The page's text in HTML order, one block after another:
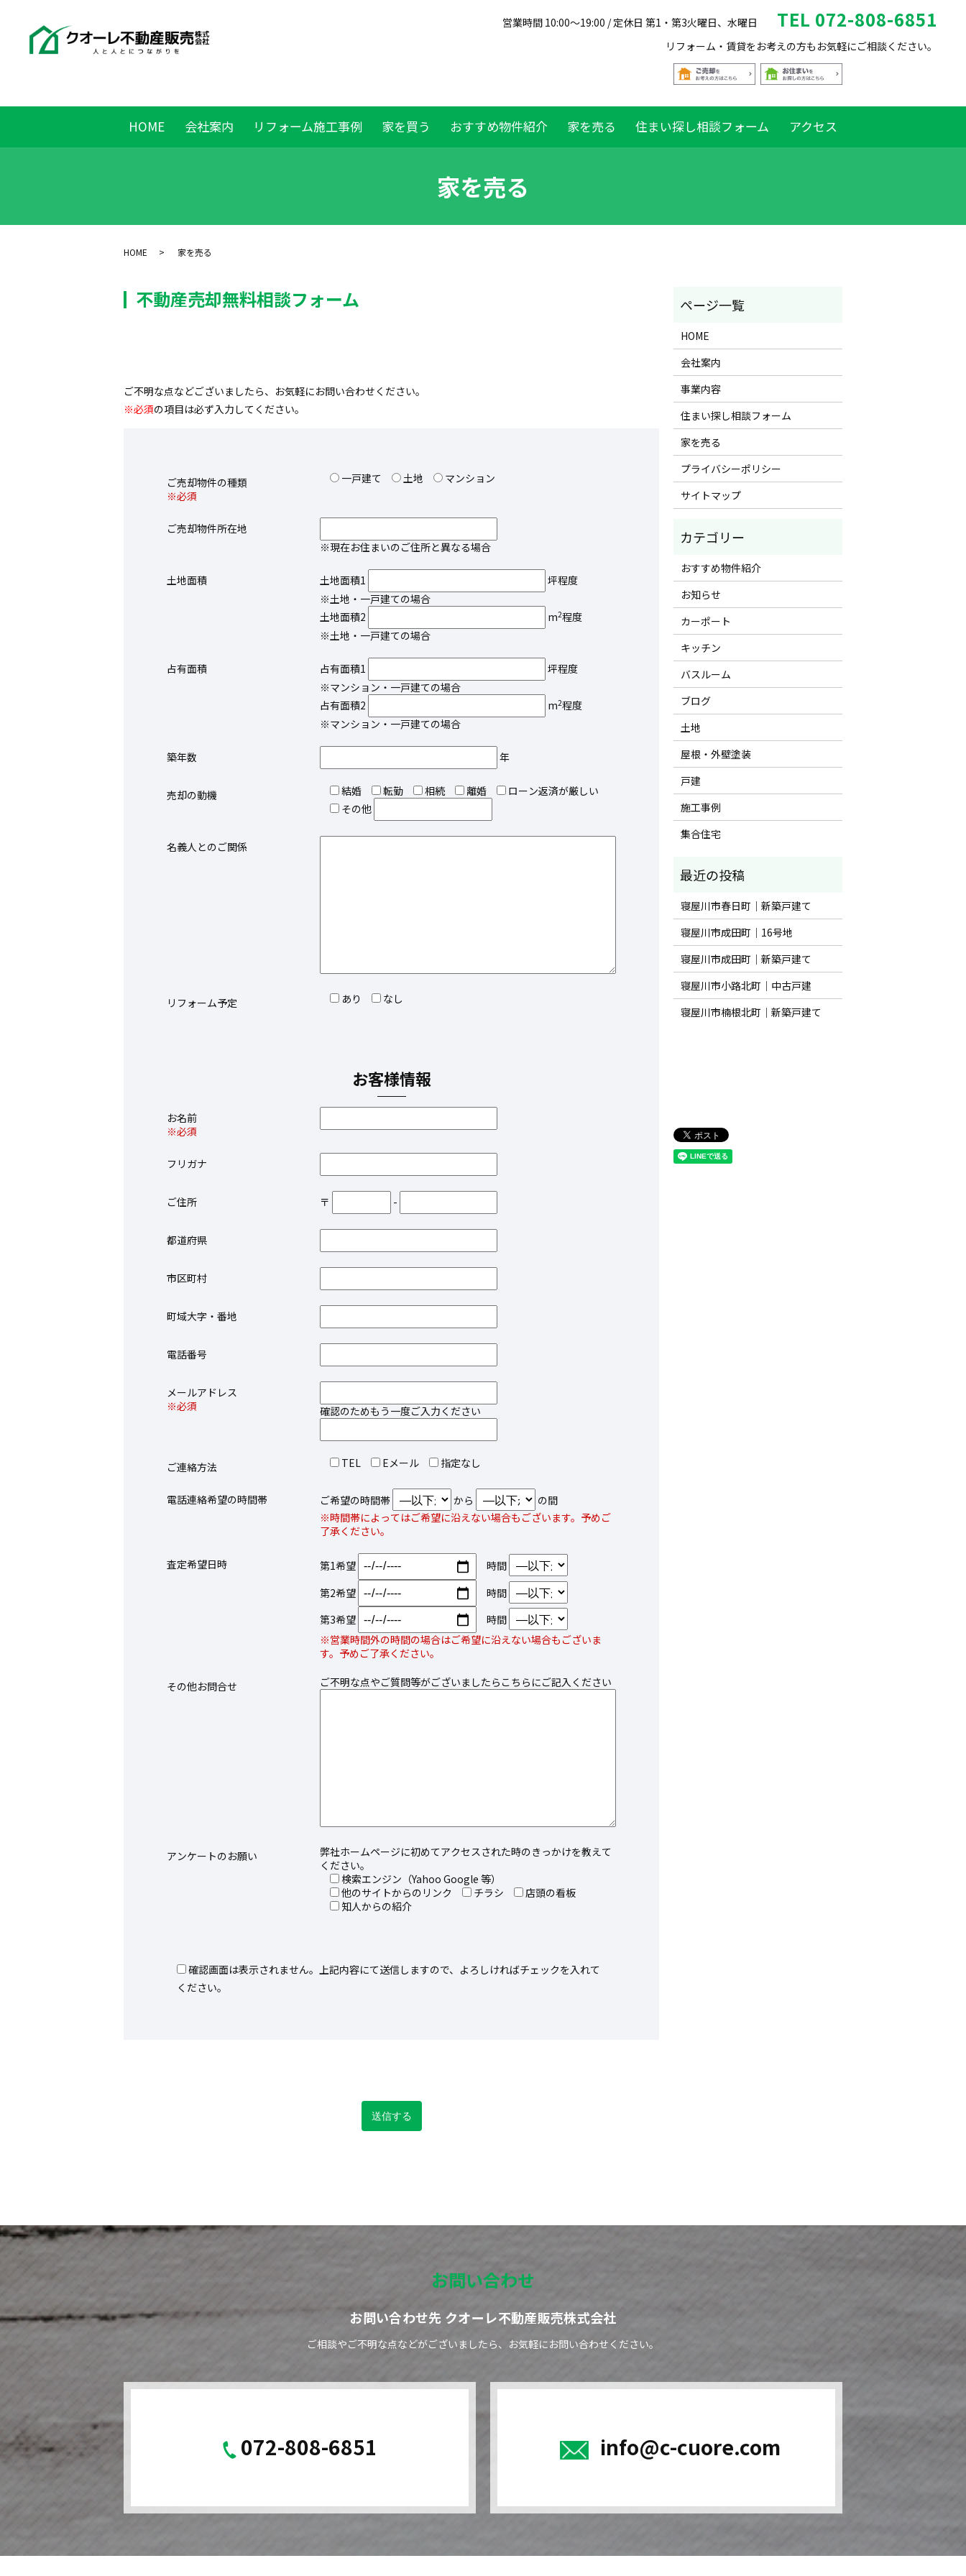
営業時間 10:00～19:00 / 定休日 第1・第3火曜日、水曜日 TEL 072-808-6851
リフォーム・賃貸をお考えの方もお気軽にご相談ください。
HOME 会社案内 リフォーム施工事例 家を買う おすすめ物件紹介 家を売る 住まい探し相談フォーム アクセス
家を売る
HOME 家を売る
不動産売却無料相談フォーム
ご不明な点などございましたら、お気軽にお問い合わせください。
※必須の項目は必ず入力してください。
ご売却物件の種類
※必須
一戸建て 土地 マンション
ご売却物件所在地
※現在お住まいのご住所と異なる場合
土地面積 土地面積1
坪程度
※土地・一戸建ての場合
土地面積2
m2程度
※土地・一戸建ての場合
占有面積 占有面積1
坪程度
※マンション・一戸建ての場合
占有面積2
m2程度
※マンション・一戸建ての場合
築年数 年
売却の動機 結婚 転勤 相続 離婚
ローン返済が厳しい
その他
名義人とのご関係
リフォーム予定 あり なし
お客様情報
お名前
※必須
フリガナ
ご住所 〒 -
都道府県
市区町村
町域大字・番地
電話番号
メールアドレス
※必須
確認のためもう一度ご入力ください
ご連絡方法 TEL Eメール 指定なし
電話連絡希望の時間帯 ご希望の時間帯 から
の間
※時間帯によってはご希望に沿えない場合もございます。予めご
了承ください。
査定希望日時 第1希望
時間
第2希望
時間
第3希望
時間
※営業時間外の時間の場合はご希望に沿えない場合もございま
す。予めご了承ください。
その他お問合せ ご不明な点やご質問等がございましたらこちらにご記入ください
アンケートのお願い
弊社ホームページに初めてアクセスされた時のきっかけを教えて
ください。
検索エンジン（Yahoo Google 等）
他のサイトからのリンク
チラシ
店頭の看板
知人からの紹介
確認画面は表示されません。上記内容にて送信しますので、よろしければチェックを入れて
ください。
HOME
会社案内
事業内容
住まい探し相談フォーム
家を売る
プライバシーポリシー
サイトマップ
おすすめ物件紹介
お知らせ
カーポート
キッチン
バスルーム
ブログ
土地
屋根・外壁塗装
戸建
施工事例
集合住宅
寝屋川市春日町｜新築戸建て
寝屋川市成田町｜16号地
寝屋川市成田町｜新築戸建て
寝屋川市小路北町｜中古戸建
寝屋川市楠根北町｜新築戸建て
お問い合わせ
お問い合わせ先 クオーレ不動産販売株式会社
ご相談やご不明な点などがございましたら、 お気軽にお問い合わせください。
072-808-6851 info@c-cuore.com